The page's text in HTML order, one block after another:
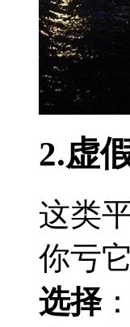
2.虚
这类
你亏
选择